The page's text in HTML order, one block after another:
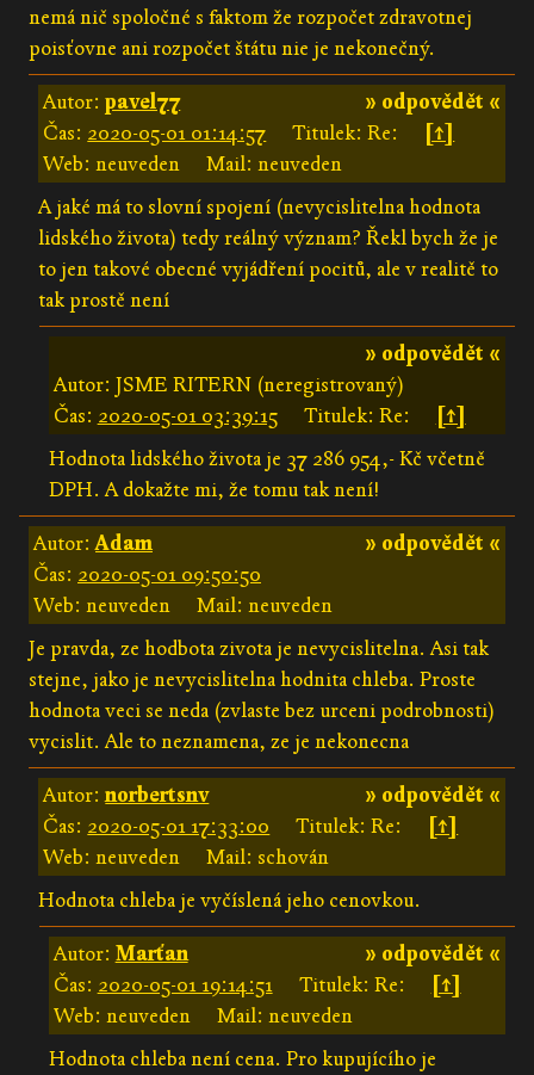
nemá nič spoločné s faktom že rozpočet zdravotnej
poisťovne ani rozpočet štátu nie je nekonečný.
» odpovědět «
Autor:pavel77
Čas: 2020-05-01 01:14:57 Titulek: Re:
[↑]
Web: neuveden
Mail: neuveden
A jaké má to slovní spojení (nevycislitelna hodnota
lidského života) tedy reálný význam? Řekl bych že je
to jen takové obecné vyjádření pocitů, ale v realitě to
tak prostě není
» odpovědět «
Autor: JSME RITERN (neregistrovaný)
Čas: 2020-05-01 03:39:15 Titulek: Re:
[↑]
Hodnota lidského života je 37 286 954,- Kč včetně
DPH. A dokažte mi, že tomu tak není!
» odpovědět «
Autor:Adam
Čas: 2020-05-01 09:50:50
Web: neuveden
Mail: neuveden
Je pravda, ze hodbota zivota je nevycislitelna. Asi tak
stejne, jako je nevycislitelna hodnita chleba. Proste
hodnota veci se neda (zvlaste bez urceni podrobnosti)
vycislit. Ale to neznamena, ze je nekonecna
» odpovědět «
Autor:norbertsnv
Čas: 2020-05-01 17:33:00 Titulek: Re:
[↑]
Web: neuveden
Mail: schován
Hodnota chleba je vyčíslená jeho cenovkou.
» odpovědět «
Autor: Marťan
Čas: 2020-05-01 19:14:51 Titulek: Re:
[↑]
Web: neuveden
Mail: neuveden
Hodnota chleba není cena. Pro kupujícího je